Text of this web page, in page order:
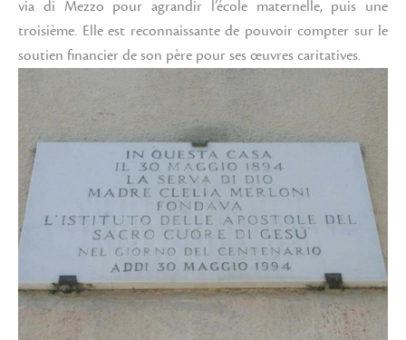
via di Mezzo pour agrandir l’école maternelle, puis une
troisième. Elle est reconnaissante de pouvoir compter sur le
soutien financier de son père pour ses œuvres caritatives.